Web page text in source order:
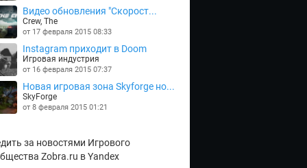
Видео обновления "Скорост...
Crew, The
от 17 февраля 2015 08:33
Instagram приходит в Doom
Игровая индустрия
от 16 февраля 2015 07:37
Новая игровая зона Skyforge но...
SkyForge
от 8 февраля 2015 01:21
за новостями Игрового
Zobra.ru в Yandex